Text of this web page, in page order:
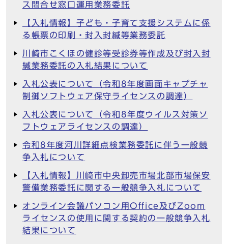
ス問合せ窓口運用業務委託
【入札情報】子ども・子育て支援システムに係
る帳票の印刷・封入封緘等業務委託
川崎市こくほの健診等受診券等作成及び封入封
緘業務委託の入札結果について
入札公表について（令和8年度画面キャプチャ
制御ソフトウェア保守ライセンスの調達）
入札公表について（令和8年度ウイルス対策ソ
フトウェアライセンスの調達）
令和8年度河川詳細点検業務委託に伴う一般競
争入札について
【入札情報】川崎市中央卸売市場北部市場保安
警備業務委託に関する一般競争入札について
オンライン会議パソコン用Office及びZoom
ライセンスの使用に関する契約の一般競争入札
結果について